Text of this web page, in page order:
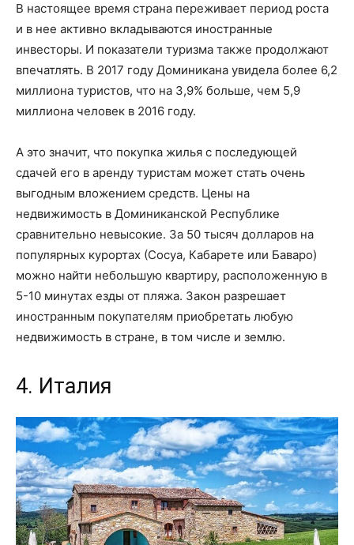
В настоящее время страна переживает период роста
и в нее активно вкладываются иностранные
инвесторы. И показатели туризма также продолжают
впечатлять. В 2017 году Доминикана увидела более 6,2
миллиона туристов, что на 3,9% больше, чем 5,9
миллиона человек в 2016 году.
А это значит, что покупка жилья с последующей
сдачей его в аренду туристам может стать очень
выгодным вложением средств. Цены на
недвижимость в Доминиканской Республике
сравнительно невысокие. За 50 тысяч долларов на
популярных курортах (Сосуа, Кабарете или Баваро)
можно найти небольшую квартиру, расположенную в
5-10 минутах езды от пляжа. Закон разрешает
иностранным покупателям приобретать любую
недвижимость в стране, в том числе и землю.
4. Италия